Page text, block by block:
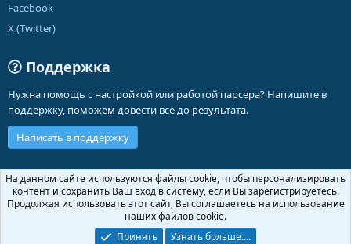
Facebook
X (Twitter)
Поддержка
Нужна помощь с настройкой или работой парсера? Напишите в
поддержку, поможем довести все до результата.
Написать в поддержку
Russian (RU)
Обратная связь
Условия и правила
Политика конфиденциальности
Помощь
Community platform by XenForo ® © 2010-2026 XenForo Ltd.
На данном сайте используются файлы cookie, чтобы персонализировать
контент и сохранить Ваш вход в систему, если Вы зарегистрируетесь.
Продолжая использовать этот сайт, Вы соглашаетесь на использование
наших файлов cookie.
Принять
Узнать больше.…